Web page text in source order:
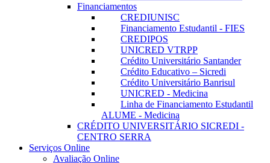
Financiamentos
CREDIUNISC
Financiamento Estudantil - FIES
CREDIPOS
UNICRED VTRPP
Crédito Universitário Santander
Crédito Educativo – Sicredi
Crédito Universitário Banrisul
UNICRED - Medicina
Linha de Financiamento Estudantil
ALUME - Medicina
CRÉDITO UNIVERSITÁRIO SICREDI -
CENTRO SERRA
Serviços Online
Avaliação Online